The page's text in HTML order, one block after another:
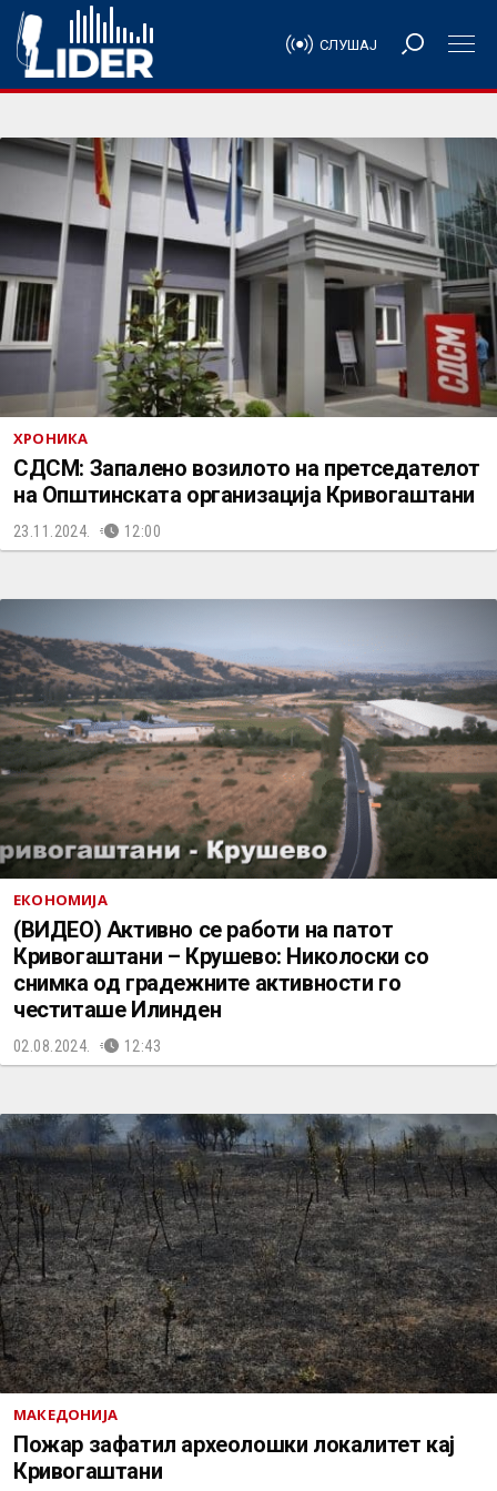
СЛУШАЈ
ХРОНИКА
СДСМ: Запалено возилото на претседателот
на Општинската организација Кривогаштани
23.11.2024. 12:00
ЕКОНОМИЈА
(ВИДЕО) Активно се работи на патот
Кривогаштани – Крушево: Николоски со
снимка од градежните активности го
честиташе Илинден
02.08.2024. 12:43
МАКЕДОНИЈА
Пожар зафатил археолошки локалитет кај
Кривогаштани